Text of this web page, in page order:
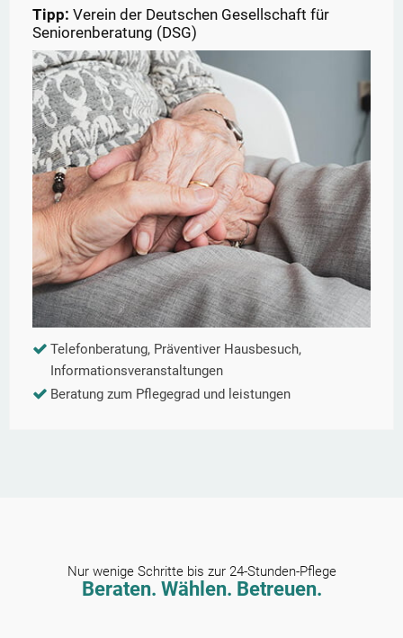
Tipp: Verein der Deutschen Gesellschaft für
Seniorenberatung (DSG)
Telefonberatung, Präventiver Hausbesuch,
Informationsveranstaltungen
Beratung zum Pflegegrad und leistungen
Nur wenige Schritte bis zur 24-Stunden-Pflege
Beraten. Wählen. Betreuen.